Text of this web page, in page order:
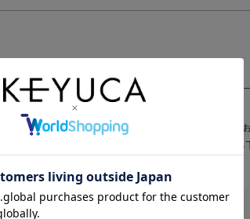
お申込の前に、以下の会員規約・利用規約を必ず
する」をクリックして入会お申込フォームへお進み